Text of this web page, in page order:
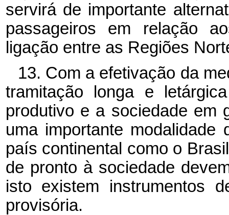
servirá de importante
passageiros em relação
ligação entre as Regiões
13. Com a efetivação da
tramitação longa e
produtivo e a sociedade em
uma importante modalidade
país continental como o
de pronto à sociedade
isto existem instrumentos
provisória.